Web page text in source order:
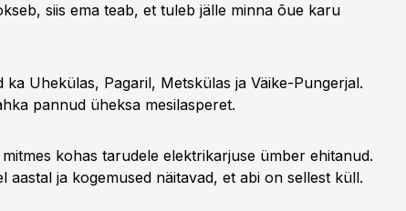
siis ema teab, et tuleb jälle minna õue karu
Uhekülas, Pagaril, Metskülas ja Väike-Pungerjal.
pannud üheksa mesilasperet.
kohas tarudele elektrikarjuse ümber ehitanud.
aastal ja kogemused näitavad, et abi on sellest küll.